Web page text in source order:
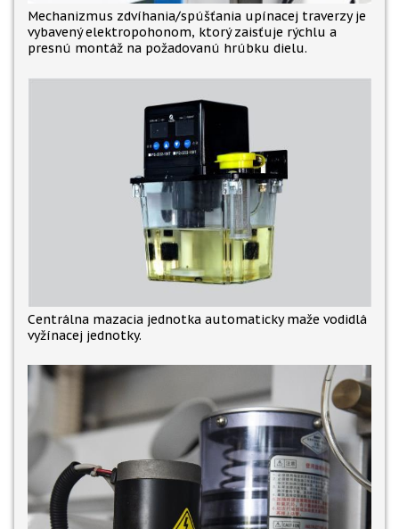
Mechanizmus zdvíhania/spúšťania upínacej traverzy je
vybavený elektropohonom, ktorý zaisťuje rýchlu a
presnú montáž na požadovanú hrúbku dielu.
Centrálna mazacia jednotka automaticky maže vodidlá
vyžínacej jednotky.